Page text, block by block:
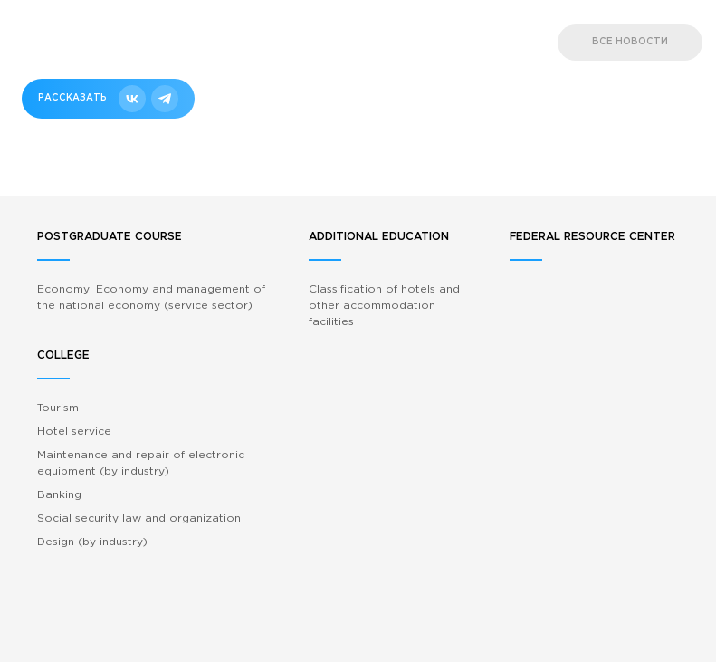
ВСЕ НОВОСТИ
РАССКАЗАТЬ
POSTGRADUATE COURSE
Economy: Economy and management of
the national economy (service sector)
COLLEGE
Tourism
Hotel service
Maintenance and repair of electronic
equipment (by industry)
Banking
Social security law and organization
Design (by industry)
ADDITIONAL EDUCATION
Classification of hotels and
other accommodation
facilities
FEDERAL RESOURCE CENTER